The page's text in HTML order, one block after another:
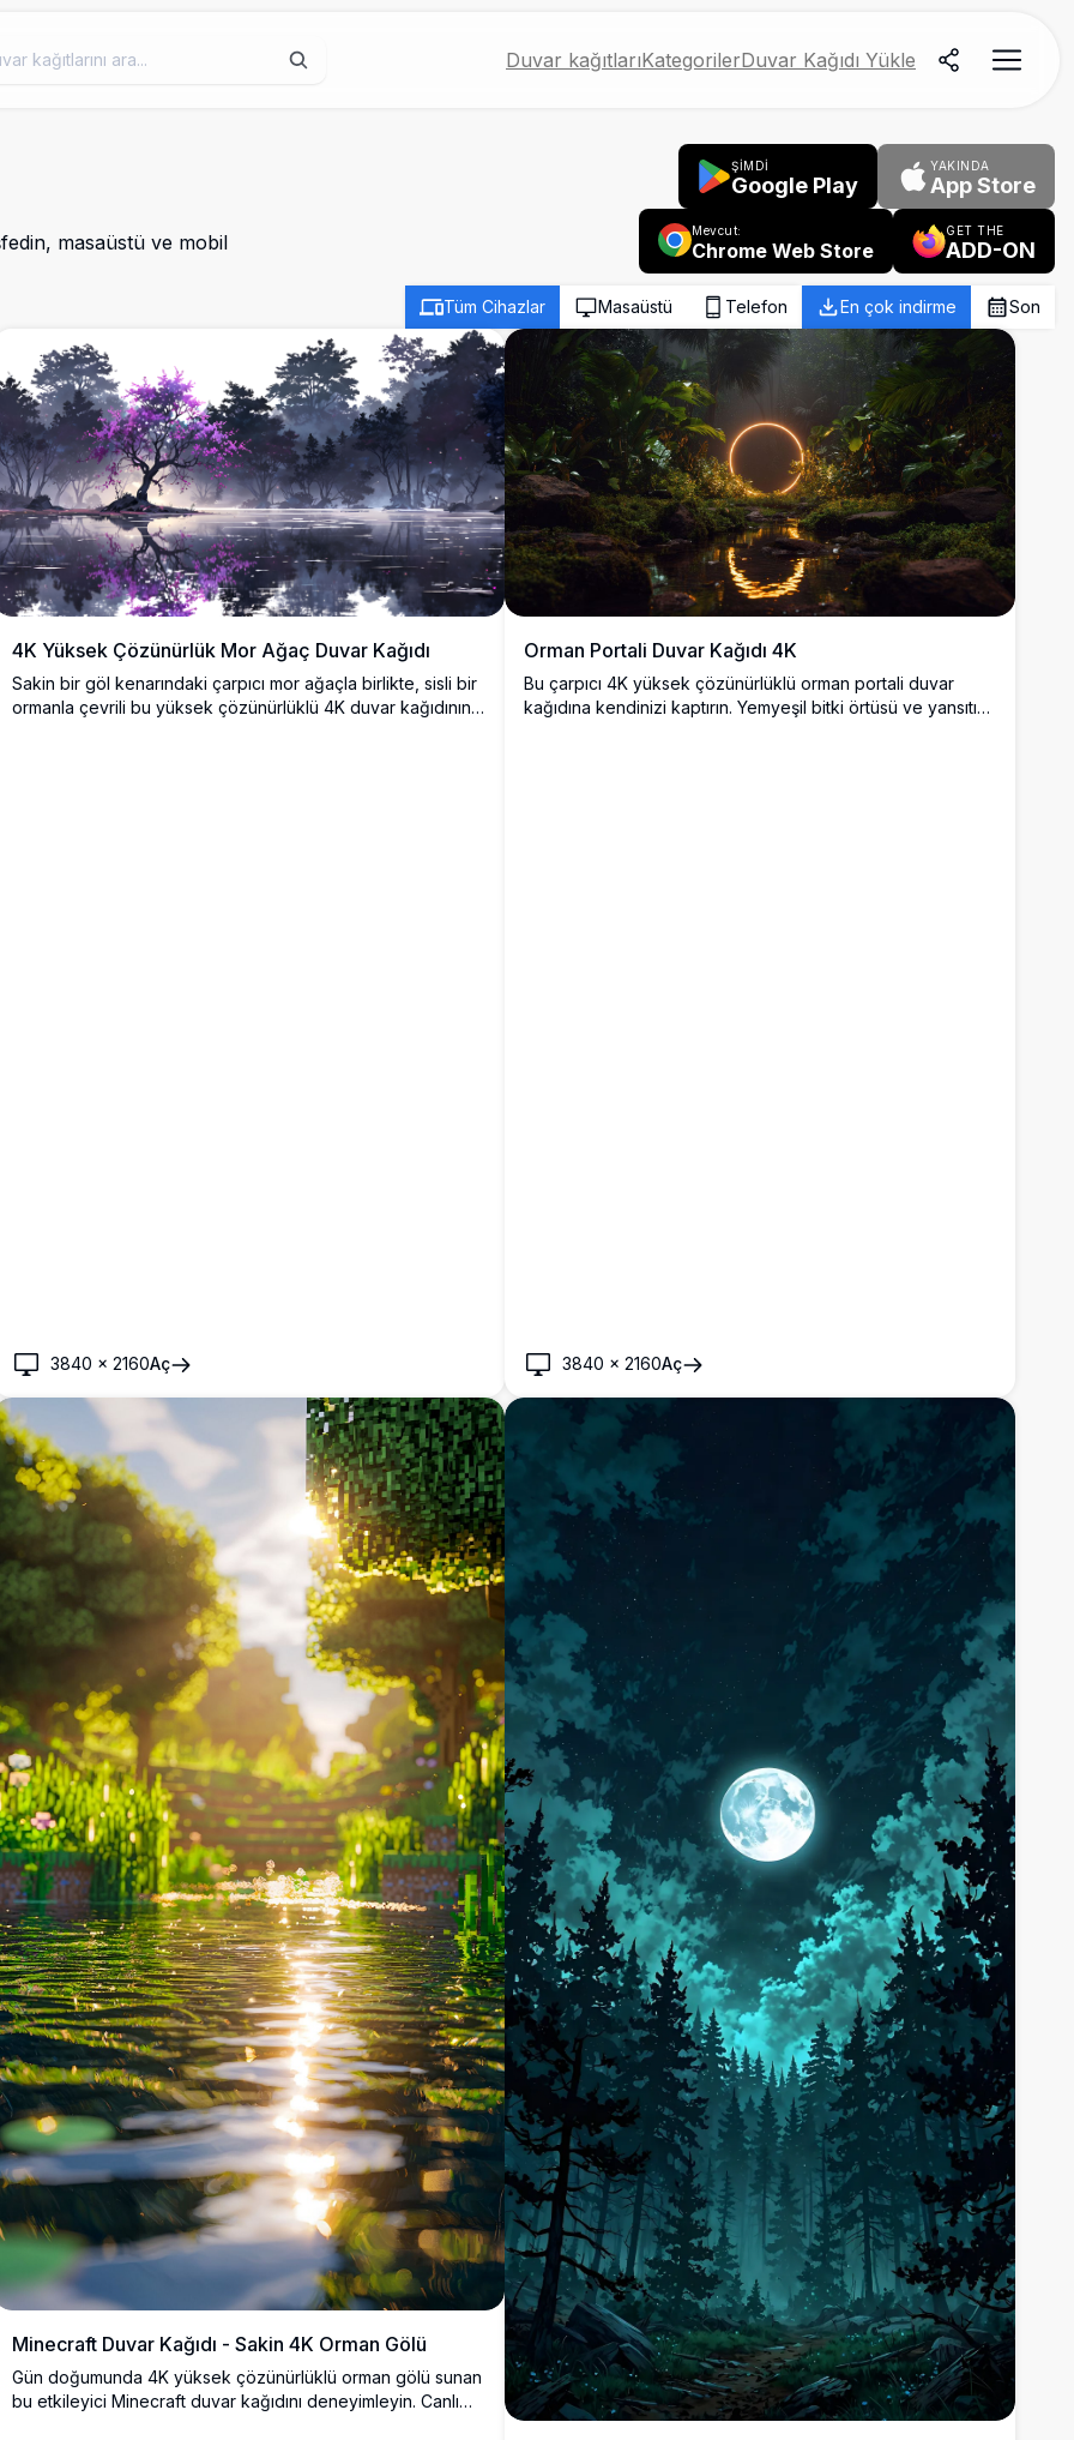
Duvar kağıtlarıKategorilerDuvar Kağıdı Yükle
masaüstü ve mobil
ŞİMDİ
Google Play
YAKINDA
App Store
Mevcut:
Chrome Web Store
GET THE
ADD-ON
Tüm Cihazlar Masaüstü Telefon En çok indirme Son
4K Yüksek Çözünürlük Mor Ağaç Duvar Kağıdı
Sakin bir göl kenarındaki çarpıcı mor ağaçla birlikte, sisli bir
ormanla çevrili bu yüksek çözünürlüklü 4K duvar kağıdının
3840 ×2160Aç
Orman Portali Duvar Kağıdı 4K
Bu çarpıcı 4K yüksek çözünürlüklü orman portali duvar
kağıdına kendinizi kaptırın. Yemyeşil bitki örtüsü ve yansıtıcı
3840 × 2160Aç
Minecraft Duvar Kağıdı - Sakin 4K Orman Gölü
Gün doğumunda 4K yüksek çözünürlüklü orman gölü sunan
bu etkileyici Minecraft duvar kağıdını deneyimleyin. Canlı